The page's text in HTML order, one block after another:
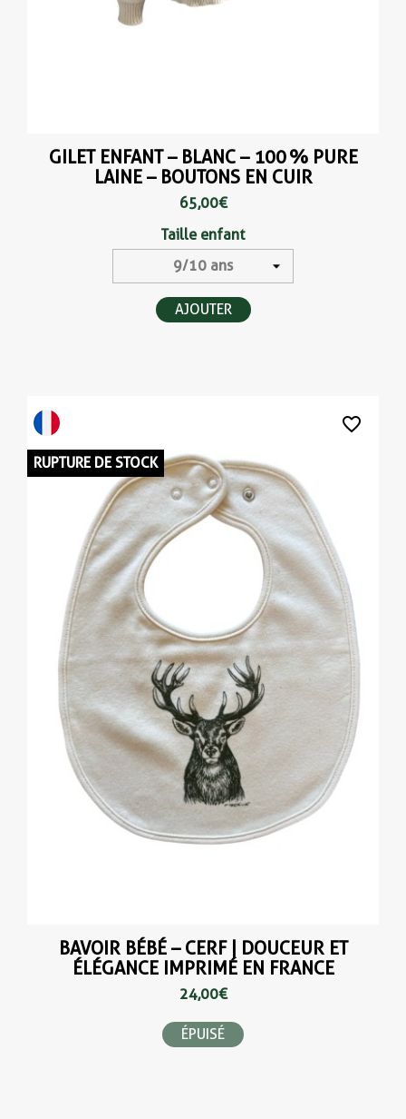
GILET ENFANT – BLANC – 100 % PURE
LAINE – BOUTONS EN CUIR
65,00 €
Taille enfant
AJOUTER
BAVOIR BÉBÉ – CERF | DOUCEUR ET
ÉLÉGANCE IMPRIMÉ EN FRANCE
24,00 €
ÉPUISÉ
RUPTURE DE STOCK
favorite_border